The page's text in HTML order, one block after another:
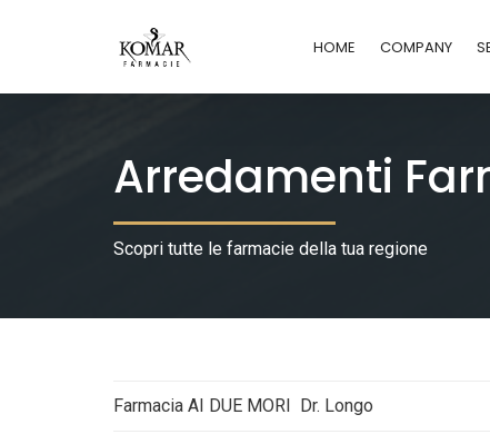
HOME COMPANY
Arredamenti
Scopri tutte le farmacie della tua regione
Farmacia AI DUE MORI Dr. Longo